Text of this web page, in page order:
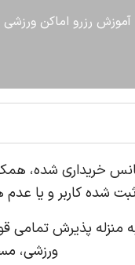
آموزش رزرو اماکن ورزشی
خریداری شده،
شده کاربر و یا عدم
به منزله پذیرش
ورزشی،